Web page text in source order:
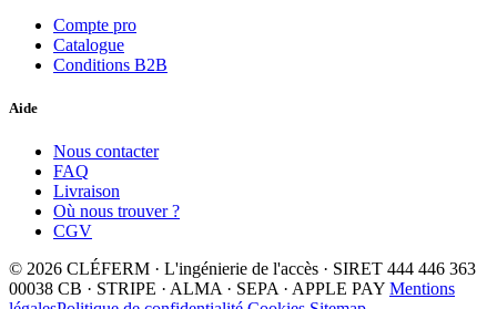
Compte pro
Catalogue
Conditions B2B
Aide
Nous contacter
FAQ
Livraison
Où nous trouver ?
CGV
© 2026 CLÉFERM · L'ingénierie de l'accès · SIRET 444 446 363
00038 CB · STRIPE · ALMA · SEPA · APPLE PAY Mentions